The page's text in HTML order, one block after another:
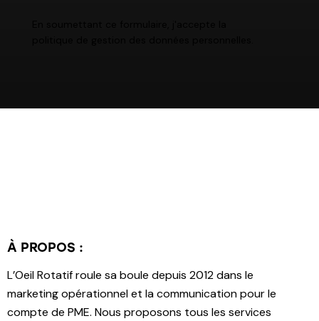
À PROPOS :
L’Oeil Rotatif roule sa boule depuis 2012 dans le
marketing opérationnel et la communication pour le
compte de PME. Nous proposons tous les services